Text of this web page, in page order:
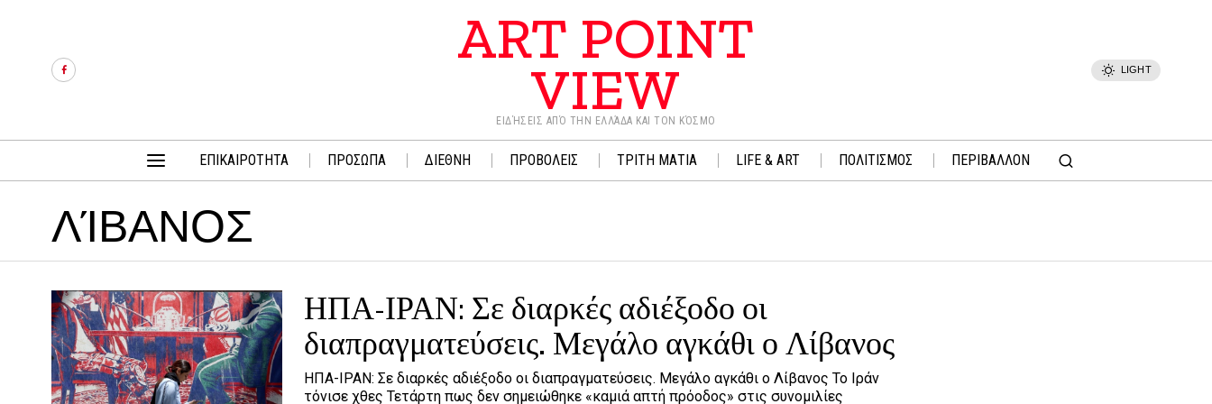
ART POINT
VIEW
ΕΙΔΉΣΕΙΣ ΑΠΌ ΤΗΝ ΕΛΛΆΔΑ ΚΑΙ ΤΟΝ ΚΌΣΜΟ
LIGHT
ΕΠΙΚΑΙΡΟΤΗΤΑ ΠΡΟΣΩΠΑ ΔΙΕΘΝΗ ΠΡΟΒΟΛΕΙΣ ΤΡΙΤΗ ΜΑΤΙΑ LIFE & ART ΠΟΛΙΤΙΣΜΟΣ ΠΕΡΙΒΑΛΛΟΝ
ΛΊΒΑΝΟΣ
ΗΠΑ-ΙΡΑΝ: Σε διαρκές αδιέξοδο οι
διαπραγματεύσεις. Μεγάλο αγκάθι ο Λίβανος
ΗΠΑ-ΙΡΑΝ: Σε διαρκές αδιέξοδο οι διαπραγματεύσεις. Μεγάλο αγκάθι ο Λίβανος Το Ιράν
τόνισε χθες Τετάρτη πως δεν σημειώθηκε «καμιά απτή πρόοδος» στις συνομιλίες